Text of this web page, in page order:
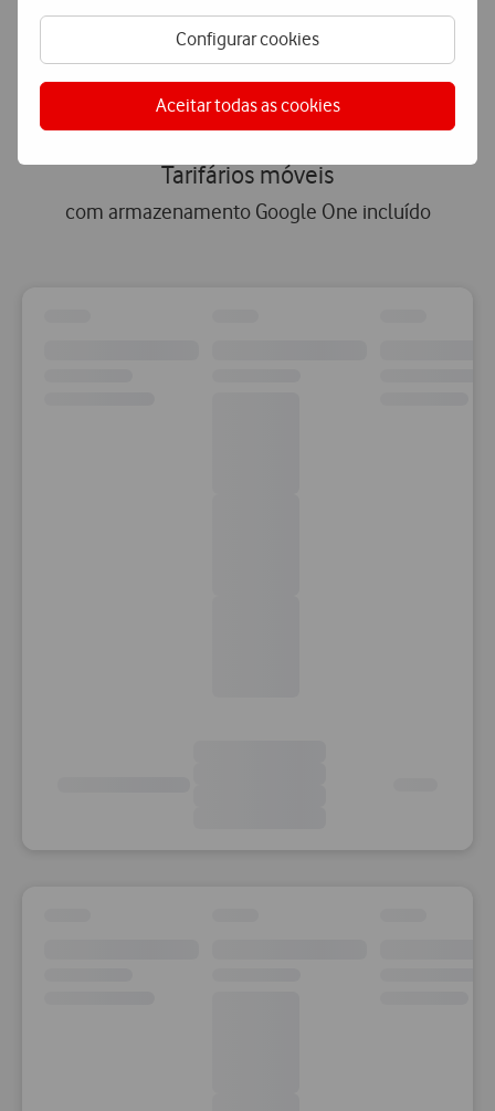
Configurar cookies
Aceitar todas as cookies
Tarifários móveis
com armazenamento Google One incluído